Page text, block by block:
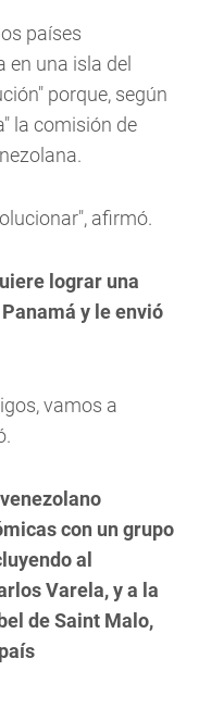
países
en una isla del
porque, según
la comisión de
afirmó.
lograr una
y le envió
vamos a
con un grupo
al
Varela, y a la
de Saint Malo,